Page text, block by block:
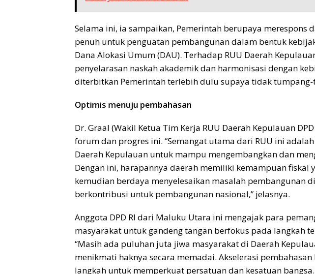
Selama ini, ia sampaikan, Pemerintah berupaya merespons
penuh untuk penguatan pembangunan dalam bentuk
Dana Alokasi Umum (DAU). Terhadap RUU Daerah
penyelarasan naskah akademik dan harmonisasi dengan
diterbitkan Pemerintah terlebih dulu supaya tidak
Optimis menuju pembahasan
Dr. Graal (Wakil Ketua Tim Kerja RUU Daerah Kepulauan
forum dan progres ini. “Semangat utama dari RUU ini
Daerah Kepulauan untuk mampu mengembangkan dan
Dengan ini, harapannya daerah memiliki kemampuan fiskal
kemudian berdaya menyelesaikan masalah pembangunan
berkontribusi untuk pembangunan nasional,” jelasnya.
Anggota DPD RI dari Maluku Utara ini mengajak para
masyarakat untuk gandeng tangan berfokus pada langkah
“Masih ada puluhan juta jiwa masyarakat di Daerah
menikmati haknya secara memadai. Akselerasi
langkah untuk memperkuat persatuan dan kesatuan